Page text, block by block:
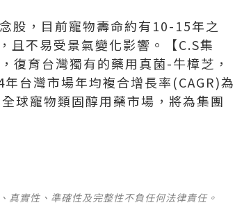
股，目前寵物壽命約有10-15年之
且不易受景氣變化影響。【C.S集
復育台灣獨有的藥用真菌-牛樟芝，
台灣市場年均複合增長率(CAGR)為
球寵物類固醇用藥市場，將為集團
真實性、準確性及完整性不負任何法律責任。